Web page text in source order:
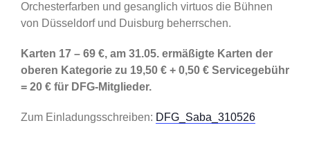
Orchesterfarben und gesanglich virtuos die Bühnen
von Düsseldorf und Duisburg beherrschen.
Karten 17 – 69 €, am 31.05. ermäßigte Karten der
oberen Kategorie zu 19,50 € + 0,50 € Servicegebühr
= 20 € für DFG-Mitglieder.
Zum Einladungsschreiben: DFG_Saba_310526